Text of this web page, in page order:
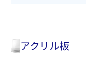
アクリル板